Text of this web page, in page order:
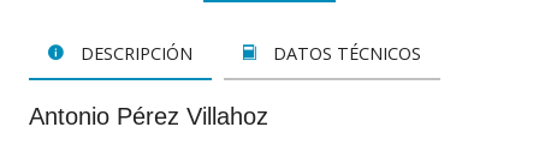
DESCRIPCIÓN DATOS TÉCNICOS
Antonio Pérez Villahoz